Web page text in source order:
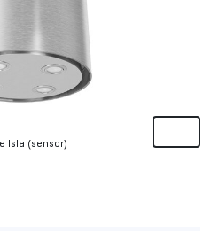
Isla (sensor)